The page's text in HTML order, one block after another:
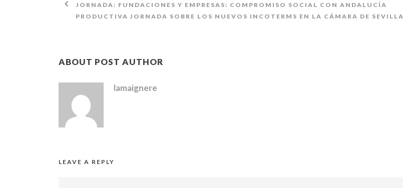
JORNADA: FUNDACIONES Y EMPRESAS: COMPROMISO SOCIAL CON ANDALUCÍA
PRODUCTIVA JORNADA SOBRE LOS NUEVOS INCOTERMS EN LA CÁMARA DE SEVILLA
ABOUT POST AUTHOR
lamaignere
LEAVE A REPLY